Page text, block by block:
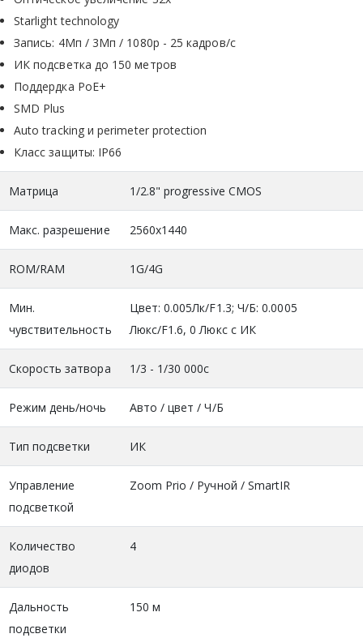
Starlight technology
Запись: 4Мп / 3Мп / 1080р - 25 кадров/с
ИК подсветка до 150 метров
Поддердка PoE+
SMD Plus
Auto tracking и perimeter protection
Класс защиты: IP66
Матрица 1/2.8" progressive CMOS
Макс. разрешение 2560x1440
ROM/RAM 1G/4G
Мин.
чувствительность
Цвет: 0.005Лк/F1.3; Ч/Б: 0.0005
Люкс/F1.6, 0 Люкс с ИК
Скорость затвора 1/3 - 1/30 000с
Режим день/ночь Авто / цвет / Ч/Б
Тип подсветки ИК
Управление
подсветкой
Zoom Prio / Ручной / SmartIR
Количество
диодов
4
Дальность
подсветки
150 м